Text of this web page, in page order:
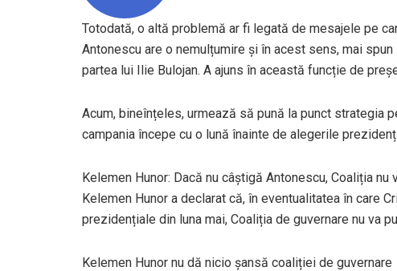
Totodată, o altă problemă ar fi legată de mesajele pe
Antonescu are o nemulțumire și în acest sens, mai
partea lui Ilie Bulojan. A ajuns în această funcție de
Acum, bineînțeles, urmează să pună la punct strategia
campania începe cu o lună înainte de alegerile
Kelemen Hunor: Dacă nu câștigă Antonescu, Coaliția nu
Kelemen Hunor a declarat că, în eventualitatea în care
prezidențiale din luna mai, Coaliția de guvernare nu va
Kelemen Hunor nu dă nicio șansă coaliției de guvernare